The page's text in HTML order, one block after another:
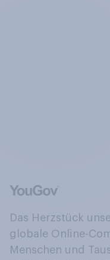
Das Herzstück
globale Online-
Menschen und